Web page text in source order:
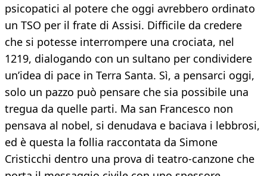
psicopatici al potere che oggi avrebbero ordinato
un TSO per il frate di Assisi. Difficile da credere
che si potesse interrompere una crociata, nel
1219, dialogando con un sultano per condividere
un’idea di pace in Terra Santa. Sì, a pensarci oggi,
solo un pazzo può pensare che sia possibile una
tregua da quelle parti. Ma san Francesco non
pensava al nobel, si denudava e baciava i lebbrosi,
ed è questa la follia raccontata da Simone
Cristicchi dentro una prova di teatro-canzone che